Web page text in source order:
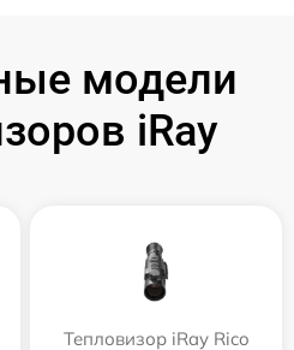
модели
iRay
Тепловизор iRay Rico